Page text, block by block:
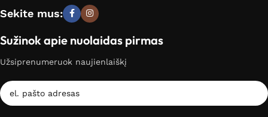
Sekite mus:
Sužinok apie nuolaidas pirmas
Užsiprenumeruok naujienlaiškį